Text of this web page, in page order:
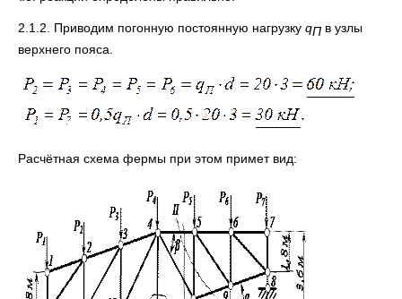
2.1.2. Приводим погонную постоянную нагрузку qП в узлы
верхнего пояса.
Расчётная схема фермы при этом примет вид: